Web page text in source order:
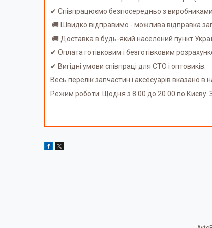
✔ Співпрацюємо безпосередньо з виробниками.
🚚 Швидко відправимо - можлива відправка
🚚 Доставка в будь-який населений пункт
✔ Оплата готівковим і безготівковим
✔ Вигідні умови співпраці для СТО і оптовиків.
Весь перелік запчастин і аксесуарів вказано
Режим роботи: Щодня з 8.00 до 20.00 по Києву.